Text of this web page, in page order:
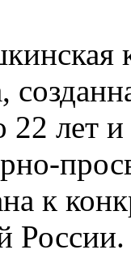
22 лет
к